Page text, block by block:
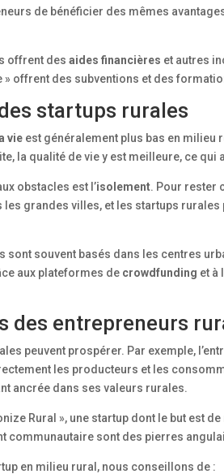
de bénéficier des mêmes
offrent desaides financières et autres
offrent des subventions et des
startups rurales
vie est généralement plus bas en milieu
la qualité de vie y est meilleure, ce
obstacles est l’isolement. Pour rester
grandes villes, et les startups
sont souvent basés dans les centres
aux plateformes de crowdfunding et à
des entrepreneurs
peuvent prospérer. Par exemple,
les producteurs et les
ancrée dans ses valeurs rurales.
Rural », une startup dont le but est
communautaire sont des pierres
en milieu rural, nous conseillons de :